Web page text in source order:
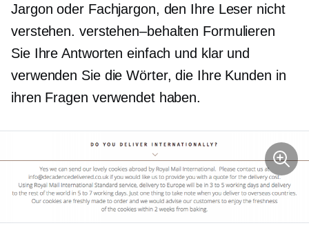
Jargon oder Fachjargon, den Ihre Leser nicht
verstehen. verstehen–behalten Formulieren
Sie Ihre Antworten einfach und klar und
verwenden Sie die Wörter, die Ihre Kunden in
ihren Fragen verwendet haben.